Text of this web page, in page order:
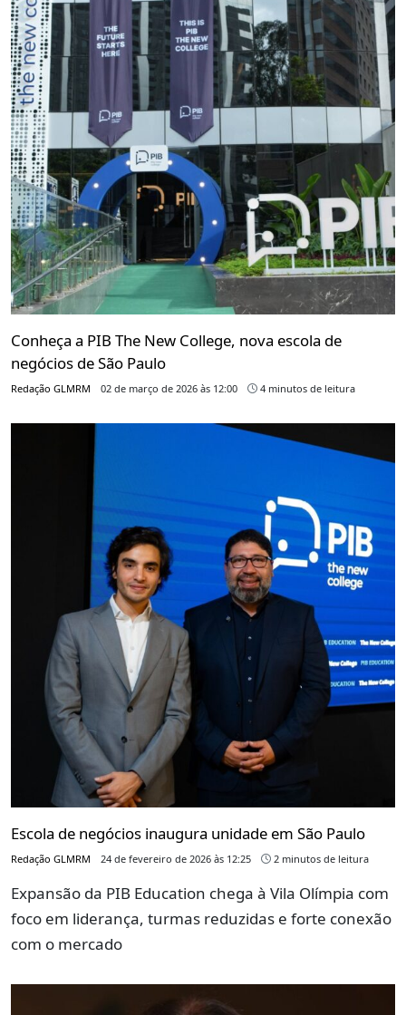
Conheça a PIB The New College, nova escola de
negócios de São Paulo
Redação GLMRM 02 de março de 2026 às 12:00 4 minutos de leitura
Escola de negócios inaugura unidade em São Paulo
Redação GLMRM 24 de fevereiro de 2026 às 12:25 2 minutos de leitura
Expansão da PIB Education chega à Vila Olímpia com
foco em liderança, turmas reduzidas e forte conexão
com o mercado